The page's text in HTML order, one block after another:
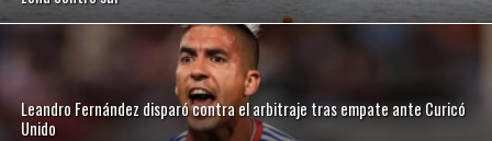
Leandro Fernández disparó contra el arbitraje tras empate ante Curicó
Unido